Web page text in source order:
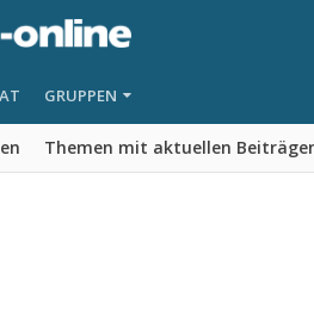
Themen mit aktuellen
GRUPPEN